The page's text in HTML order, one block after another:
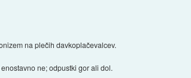
na plečih davkoplačevalcev.
ne; odpustki gor ali dol.